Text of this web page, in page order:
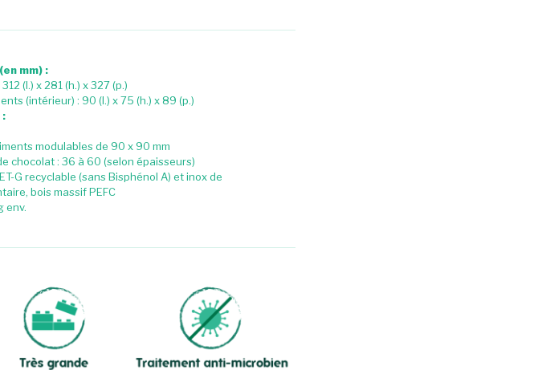
mm) :
(l.) x 281 (h.) x 327 (p.)
(intérieur) : 90 (l.) x 75 (h.) x 89 (p.)
:
modulables de 90 x 90 mm
chocolat : 36 à 60 (selon épaisseurs)
G recyclable (sans Bisphénol A) et inox de
bois massif PEFC
env.